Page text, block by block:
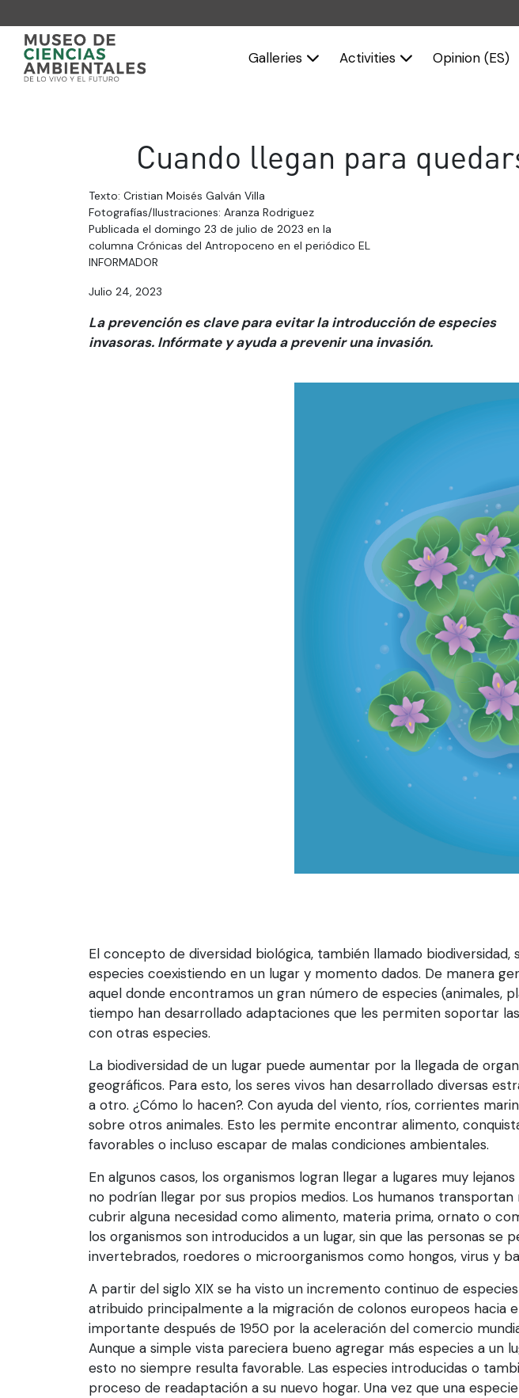
Galleries Activities Opinion (ES)
Cuando llegan para
Texto: Cristian Moisés Galván Villa
Fotografías/Ilustraciones: Aranza Rodriguez
Publicada el domingo 23 de julio de 2023 en la
columna Crónicas del Antropoceno en el periódico EL
INFORMADOR
Julio 24, 2023
La prevención es clave para evitar la introducción de especies
invasoras. Infórmate y ayuda a prevenir una invasión.
El concepto de diversidad biológica, también llamado
especies coexistiendo en un lugar y momento dados. De manera
aquel donde encontramos un gran número de especies (animales,
tiempo han desarrollado adaptaciones que les permiten soportar
con otras especies.
La biodiversidad de un lugar puede aumentar por la llegada de
geográficos. Para esto, los seres vivos han desarrollado diversas
a otro. ¿Cómo lo hacen?. Con ayuda del viento, ríos, corrientes
sobre otros animales. Esto les permite encontrar alimento,
favorables o incluso escapar de malas condiciones ambientales.
En algunos casos, los organismos logran llegar a lugares muy
no podrían llegar por sus propios medios. Los humanos
cubrir alguna necesidad como alimento, materia prima, ornato o
los organismos son introducidos a un lugar, sin que las personas se
invertebrados, roedores o microorganismos como hongos, virus y
A partir del siglo XIX se ha visto un incremento continuo de
atribuido principalmente a la migración de colonos europeos hacia
importante después de 1950 por la aceleración del comercio
Aunque a simple vista pareciera bueno agregar más especies a un
esto no siempre resulta favorable. Las especies introducidas o
proceso de readaptación a su nuevo hogar. Una vez que una